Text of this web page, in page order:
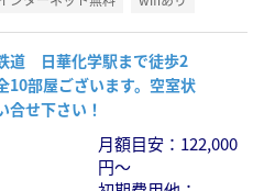
道 日華化学駅まで徒歩2
10部屋ございます。空室状
合せ下さい！
月額目安：122,000
円～